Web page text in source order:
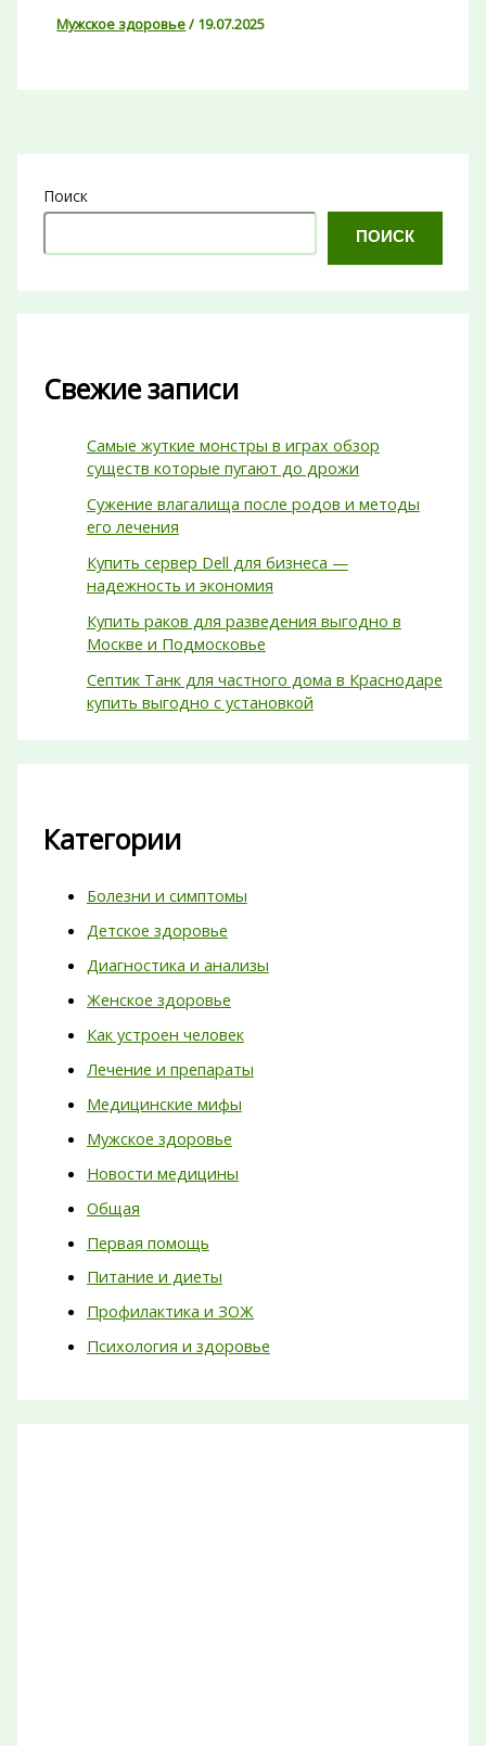
Мужское здоровье/ 19.07.2025
Поиск
ПОИСК
Свежие записи
Самые жуткие монстры в играх обзор
существ которые пугают до дрожи
Сужение влагалища после родов и методы
его лечения
Купить сервер Dell для бизнеса —
надежность и экономия
Купить раков для разведения выгодно в
Москве и Подмосковье
Септик Танк для частного дома в Краснодаре
купить выгодно с установкой
Категории
Болезни и симптомы
Детское здоровье
Диагностика и анализы
Женское здоровье
Как устроен человек
Лечение и препараты
Медицинские мифы
Мужское здоровье
Новости медицины
Общая
Первая помощь
Питание и диеты
Профилактика и ЗОЖ
Психология и здоровье